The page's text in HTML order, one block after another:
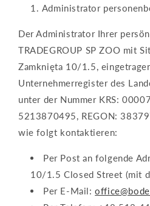
Administrator
Der Administrator Ihrer
TRADEGROUP SP ZOO mit
Zamknięta 10/1.5,
Unternehmerregister des
unter der Nummer KRS:
5213870495, REGON:
wie folgt kontaktieren:
Per Post an folgende
10/1.5 Closed Street (mit
Per E-Mail: